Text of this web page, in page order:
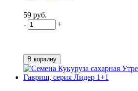
59 руб.
-
+